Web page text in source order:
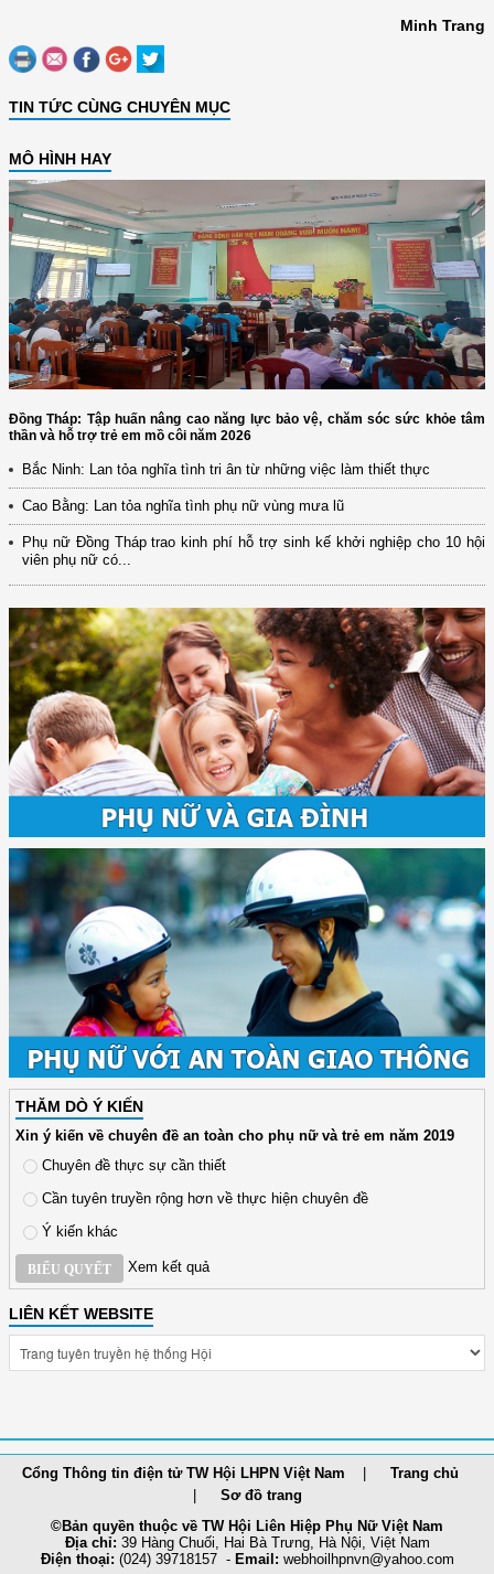
Minh Trang
TIN TỨC CÙNG CHUYÊN MỤC
MÔ HÌNH HAY
Đồng Tháp: Tập huấn nâng cao năng lực bảo vệ, chăm sóc sức khỏe tâm
thần và hỗ trợ trẻ em mồ côi năm 2026
Bắc Ninh: Lan tỏa nghĩa tình tri ân từ những việc làm thiết thực
Cao Bằng: Lan tỏa nghĩa tình phụ nữ vùng mưa lũ
Phụ nữ Đồng Tháp trao kinh phí hỗ trợ sinh kế khởi nghiệp cho 10 hội
viên phụ nữ có...
THĂM DÒ Ý KIẾN
Xin ý kiến về chuyên đề an toàn cho phụ nữ và trẻ em năm 2019
Chuyên đề thực sự cần thiết
Cần tuyên truyền rộng hơn về thực hiện chuyên đề
Ý kiến khác
BIỂU QUYẾT Xem kết quả
LIÊN KẾT WEBSITE
Cổng Thông tin điện tử TW Hội LHPN Việt Nam
Trang chủ
Sơ đồ trang
©Bản quyền thuộc về TW Hội Liên Hiệp Phụ Nữ Việt Nam
Địa chỉ: 39 Hàng Chuối, Hai Bà Trưng, Hà Nội, Việt Nam
Điện thoại: (024) 39718157 - Email: webhoilhpnvn@yahoo.com